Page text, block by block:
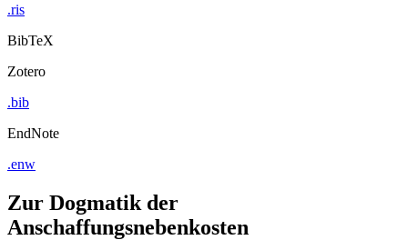
.ris
BibTeX
Zotero
.bib
EndNote
.enw
Zur Dogmatik der
Anschaffungsnebenkosten